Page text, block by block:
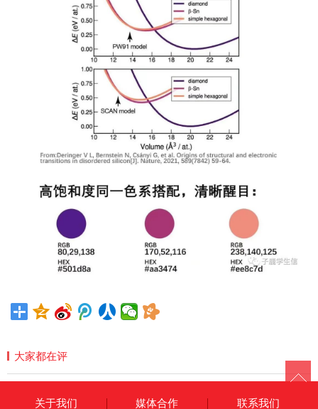
大家都在评
关于我们 媒体合作 联系我们